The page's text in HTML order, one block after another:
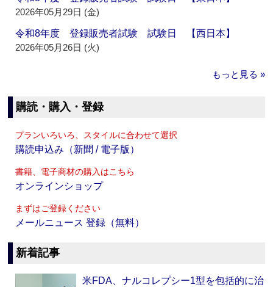
2026年05月29日 (金)
令和8年度 登録販売者試験 試験日 【西日本】
2026年05月26日 (火)
もっと見る »
購読・購入・登録
プランいろいろ、スタイルに合わせて選択
購読申込み（新聞 / 電子版）
書籍、電子商材の購入はこちら
オンラインショップ
まずはご登録ください
メールニュース 登録（無料）
新着記事
米FDA、ナルコレプシー1型を包括的に治